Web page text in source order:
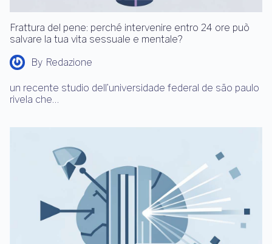
Frattura del pene: perché intervenire entro 24 ore può
salvare la tua vita sessuale e mentale?
By Redazione
un recente studio dell’universidade federal de são paulo
rivela che…